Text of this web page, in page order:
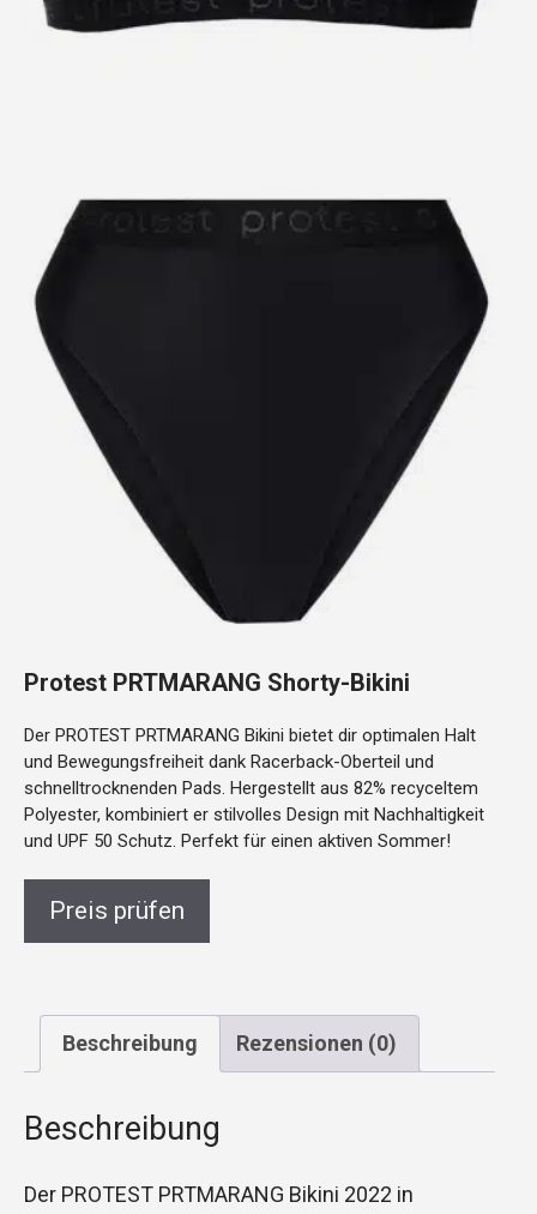
Protest PRTMARANG Shorty-Bikini
Der PROTEST PRTMARANG Bikini bietet dir optimalen Halt
und Bewegungsfreiheit dank Racerback-Oberteil und
schnelltrocknenden Pads. Hergestellt aus 82% recyceltem
Polyester, kombiniert er stilvolles Design mit Nachhaltigkeit
und UPF 50 Schutz. Perfekt für einen aktiven Sommer!
Preis prüfen
Beschreibung Rezensionen (0)
Beschreibung
Der PROTEST PRTMARANG Bikini 2022 in